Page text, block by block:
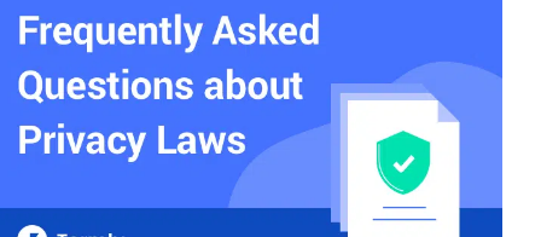
di Responsabilità
accessibilità
Vedi tutte le leggi coperte dai nostri prodotti
Tracker delle Normative sulla
Dati negli USA
Non perdere alcun aggiornamento sulle
statunitensi sulla privacy
Confronta Termly
Termly ad altre soluzioni di conformità